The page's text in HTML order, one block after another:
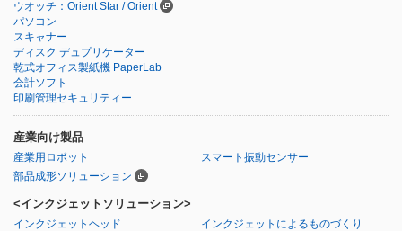
ウオッチ：Orient Star / Orient
パソコン
スキャナー
ディスク デュプリケーター
乾式オフィス製紙機 PaperLab
会計ソフト
印刷管理セキュリティー
産業向け製品
産業用ロボット
スマート振動センサー
部品成形ソリューション
<インクジェットソリューション>
インクジェットヘッド インクジェットによるものづくり